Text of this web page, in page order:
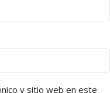
y sitio web en este